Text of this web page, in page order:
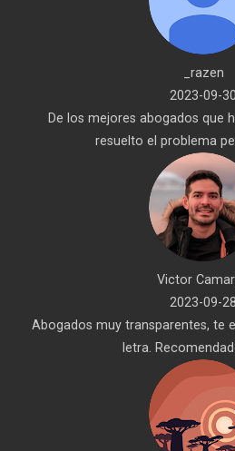
_razen
2023-09-30
De los mejores abogados que
resuelto el problema
Victor
2023-09-28
Abogados muy transparentes, te
letra.